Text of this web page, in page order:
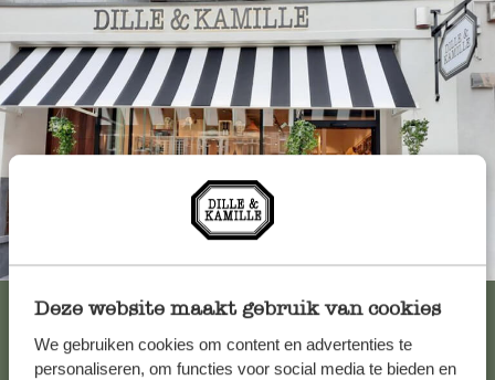
Deze website maakt gebruik van cookies
We gebruiken cookies om content en advertenties te
personaliseren, om functies voor social media te bieden en
Altijd in de buurt
Bekijk alle 62 winkels